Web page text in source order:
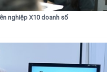
nghiệp X10 doanh số